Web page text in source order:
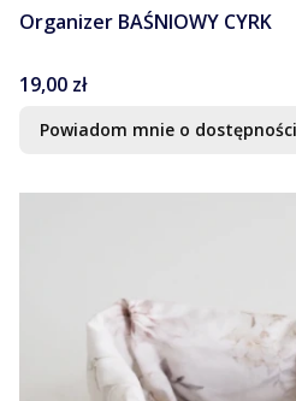
Organizer BAŚNIOWY CYRK
Cena
19,00 zł
Powiadom mnie o dostępności